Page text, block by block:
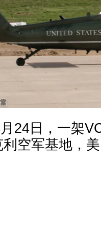
24日，一架
利空军基地，